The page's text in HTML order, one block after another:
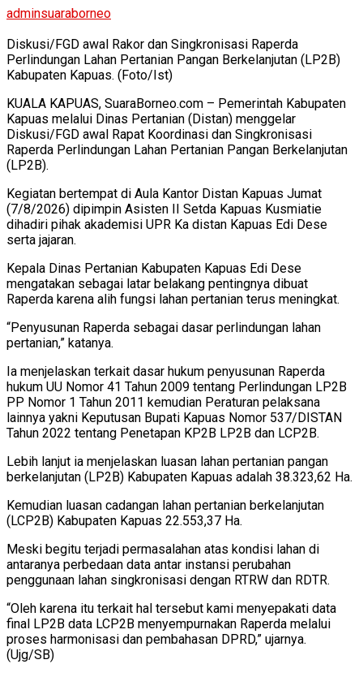
adminsuaraborneo
Diskusi/FGD awal Rakor dan Singkronisasi Raperda
Perlindungan Lahan Pertanian Pangan Berkelanjutan (LP2B)
Kabupaten Kapuas. (Foto/Ist)
KUALA KAPUAS, SuaraBorneo.com – Pemerintah Kabupaten
Kapuas melalui Dinas Pertanian (Distan) menggelar
Diskusi/FGD awal Rapat Koordinasi dan Singkronisasi
Raperda Perlindungan Lahan Pertanian Pangan Berkelanjutan
(LP2B).
Kegiatan bertempat di Aula Kantor Distan Kapuas Jumat
(7/8/2026) dipimpin Asisten II Setda Kapuas Kusmiatie
dihadiri pihak akademisi UPR Ka distan Kapuas Edi Dese
serta jajaran.
Kepala Dinas Pertanian Kabupaten Kapuas Edi Dese
mengatakan sebagai latar belakang pentingnya dibuat
Raperda karena alih fungsi lahan pertanian terus meningkat.
“Penyusunan Raperda sebagai dasar perlindungan lahan
pertanian,” katanya.
Ia menjelaskan terkait dasar hukum penyusunan Raperda
hukum UU Nomor 41 Tahun 2009 tentang Perlindungan LP2B
PP Nomor 1 Tahun 2011 kemudian Peraturan pelaksana
lainnya yakni Keputusan Bupati Kapuas Nomor 537/DISTAN
Tahun 2022 tentang Penetapan KP2B LP2B dan LCP2B.
Lebih lanjut ia menjelaskan luasan lahan pertanian pangan
berkelanjutan (LP2B) Kabupaten Kapuas adalah 38.323,62 Ha.
Kemudian luasan cadangan lahan pertanian berkelanjutan
(LCP2B) Kabupaten Kapuas 22.553,37 Ha.
Meski begitu terjadi permasalahan atas kondisi lahan di
antaranya perbedaan data antar instansi perubahan
penggunaan lahan singkronisasi dengan RTRW dan RDTR.
“Oleh karena itu terkait hal tersebut kami menyepakati data
final LP2B data LCP2B menyempurnakan Raperda melalui
proses harmonisasi dan pembahasan DPRD,” ujarnya.
(Ujg/SB)